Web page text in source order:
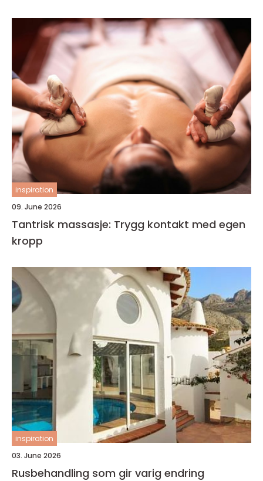
inspiration
09. June 2026
Tantrisk massasje: Trygg kontakt med egen
kropp
inspiration
03. June 2026
Rusbehandling som gir varig endring